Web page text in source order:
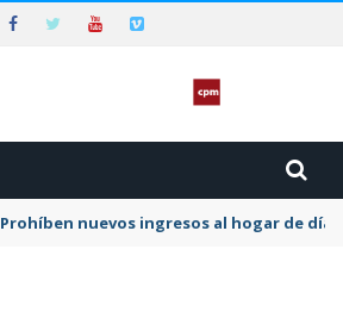
Prohíben nuevos ingresos al hogar de día